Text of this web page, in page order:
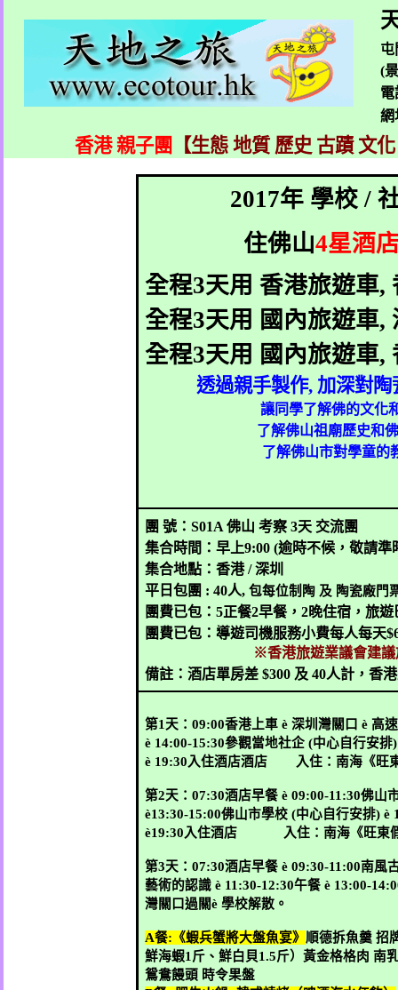
屯
(
電
香港 親子團 【生態 地質 歷史 古蹟 文
2017年 學校/
住佛山4星酒
全程3天用 香港旅遊車,
全程3天用 國內旅遊車,
全程3天用 國內旅遊車,
透過親手製作, 加深對陶
讓同學了解佛的文化
了解佛山祖廟歷史和
了解佛山市對學童的
團 號：S01A佛山 考察 3天 交流團
集合時間：早上9:00 (逾時不候，敬請準
集合地點：香港/深圳
平日包團 : 40人,包每位制陶 及 陶瓷廠門
團費已包：5正餐2早餐，2晚住宿，旅
團費已包：導遊司機服務小費每人每天
※香港旅遊業議會建議
備註：酒店單房差$300 及40人計，香
第1 天：09:00香港上車 è 深圳灣關口 è 高速
è 14:00-15:30參觀當地社企 (中心自行安排
è 19:30入住酒店酒店 入住：南海《旺
第2天：07:30酒店早餐 è 09:00-11:30佛山
è13:30-15:00佛山市學校 (中心自行安排)è
è19:30入住酒店 入住：南海《旺東
第3天：07:30酒店早餐 è 09:30-11:00南風
藝術的認識 è 11:30-12:30午餐 è 13:00-
灣關口過關è 學校解散。
A餐: 《蝦兵蟹將大盤魚宴》 順德拆魚羹 招
鮮海蝦1 斤、鮮白貝1.5斤）黃金格格肉 南
鴛鴦饅頭 時令果盤